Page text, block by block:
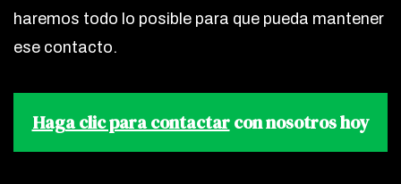
haremos todo lo posible para que pueda mantener
ese contacto.
Haga clic para contactarcon nosotros hoy